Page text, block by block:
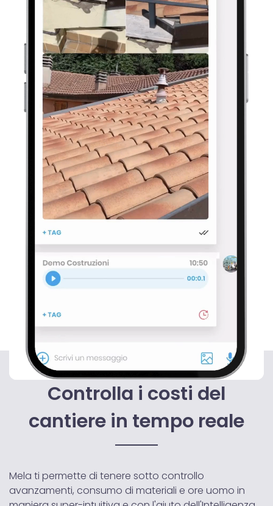
Controlla i costi del
cantiere in tempo reale
Mela ti permette di tenere sotto controllo
avanzamenti, consumo di materiali e ore uomo in